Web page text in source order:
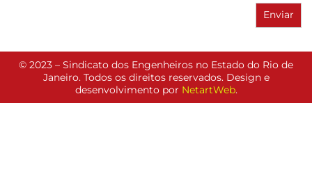
© 2023 – Sindicato dos Engenheiros no Estado do Rio de
Janeiro. Todos os direitos reservados. Design e
desenvolvimento por NetartWeb.